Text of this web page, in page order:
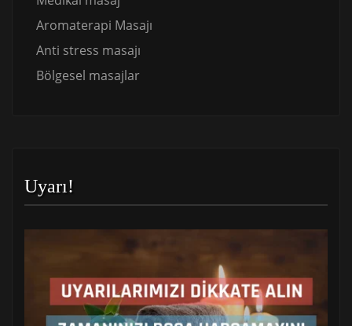
Aromaterapi Masajı
Anti stress masajı
Bölgesel masajlar
Uyarı!